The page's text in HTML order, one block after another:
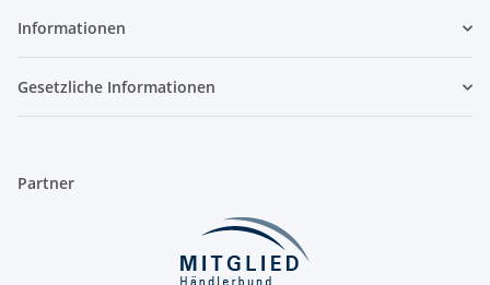
Informationen
Gesetzliche Informationen
Partner